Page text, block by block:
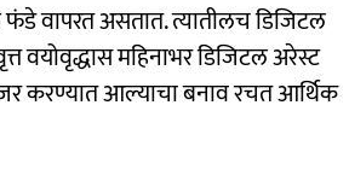
वापरत असतात. त्यातीलच डिजिटल
वयोवृद्धास महिनाभर डिजिटल अरेस्ट
करण्यात आल्याचा बनाव रचत आर्थिक